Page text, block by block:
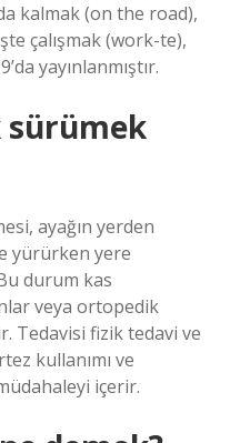
kalmak (on the road),
çalışmak (work-te),
yayınlanmıştır.
sürümek
ayağın yerden
yürürken yere
durum kas
veya ortopedik
Tedavisi fizik tedavi ve
kullanımı ve
içerir.